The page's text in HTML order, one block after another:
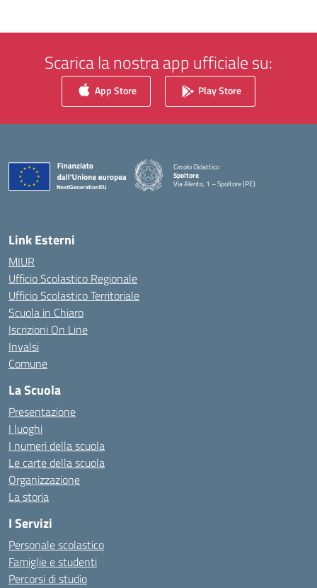
Scarica la nostra app ufficiale su:
App Store Play Store
Circolo Didattico
Spoltore
Via Alento, 1 – Spoltore (PE)
— Visita la pagina iniziale della scuola
Link Esterni
MIUR
Ufficio Scolastico Regionale
Ufficio Scolastico Territoriale
Scuola in Chiaro
Iscrizioni On Line
Invalsi
Comune
La Scuola
Presentazione
I luoghi
I numeri della scuola
Le carte della scuola
Organizzazione
La storia
I Servizi
Personale scolastico
Famiglie e studenti
Percorsi di studio